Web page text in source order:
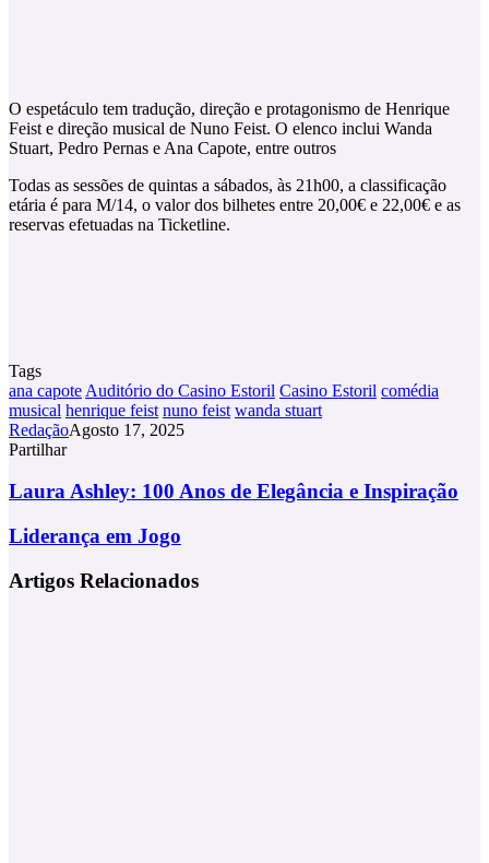
O espetáculo tem tradução, direção e protagonismo de Henrique
Feist e direção musical de Nuno Feist. O elenco inclui Wanda
Stuart, Pedro Pernas e Ana Capote, entre outros
Todas as sessões de quintas a sábados, às 21h00, a classificação
etária é para M/14, o valor dos bilhetes entre 20,00€ e 22,00€ e as
reservas efetuadas na Ticketline.
Tags
ana capote Auditório do Casino Estoril Casino Estoril comédia
musical henrique feist nuno feist wanda stuart
RedaçãoAgosto 17, 2025
Partilhar
Via
Laura
100
Anos
Elegância
Laura Ashley: 100 Anos de Elegância e Inspiração
Liderança
Jogo
Liderança em Jogo
Artigos Relacionados